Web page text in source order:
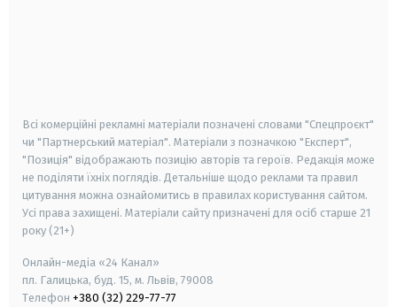
Всі комерційні рекламні матеріали позначені словами "Спецпроєкт"
чи "Партнерський матеріал". Матеріали з позначкою "Експерт",
"Позиція" відображають позицію авторів та героїв. Редакція може
не поділяти їхніх поглядів. Детальніше щодо реклами та правил
цитування можна ознайомитись в правилах користування сайтом.
Усі права захищені. Матеріали сайту призначені для осіб старше 21
року (21+)
Онлайн-медіа «24 Канал»
пл. Галицька, буд. 15, м. Львів, 79008
Телефон +380 (32) 229-77-77